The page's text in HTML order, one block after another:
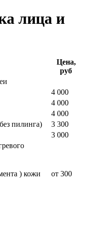
лица и
Цена,
руб
4 000
4 000
4 000
пилинга)
3 300
3 000
) кожи
от 300